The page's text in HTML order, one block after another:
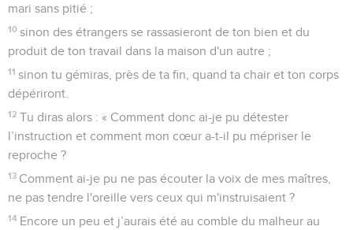
mari sans pitié ;
10 sinon des étrangers se rassasieront de ton bien et du
produit de ton travail dans la maison d'un autre ;
11 sinon tu gémiras, près de ta fin, quand ta chair et ton corps
dépériront.
12 Tu diras alors : « Comment donc ai-je pu détester
l’instruction et comment mon cœur a-t-il pu mépriser le
reproche ?
13 Comment ai-je pu ne pas écouter la voix de mes maîtres,
ne pas tendre l'oreille vers ceux qui m'instruisaient ?
14 Encore un peu et j’aurais été au comble du malheur au